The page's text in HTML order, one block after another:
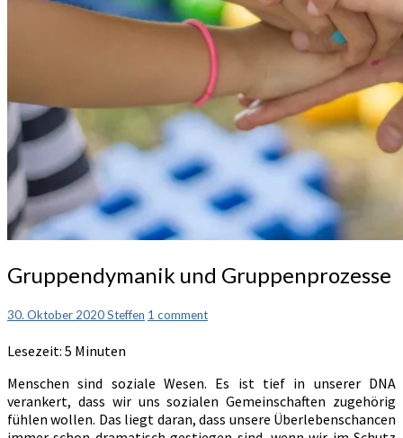
Gruppendymanik
und
Gruppendymanik und Gruppenprozesse
30. Oktober 2020Steffen Comments
1 comment
Lesezeit: 5 Minuten
Menschen sind soziale Wesen. Es ist tief in unserer DNA
verankert, dass wir uns sozialen Gemeinschaften zugehörig
fühlen wollen. Das liegt daran, dass unsere Überlebenschancen